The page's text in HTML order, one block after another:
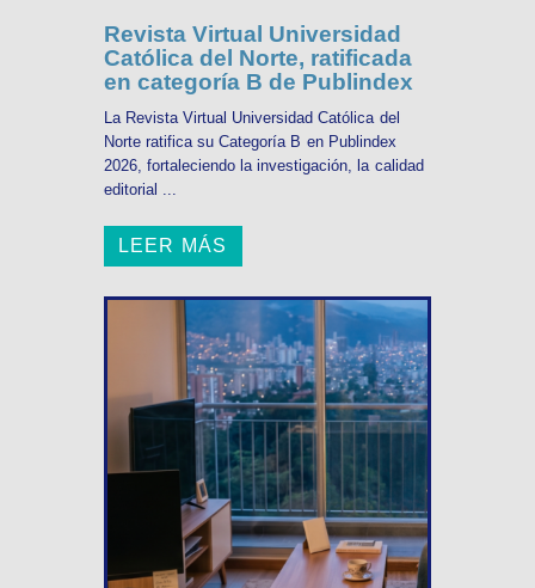
Revista Virtual Universidad
Católica del Norte, ratificada
en categoría B de Publindex
La Revista Virtual Universidad Católica del
Norte ratifica su Categoría B en Publindex
2026, fortaleciendo la investigación, la calidad
editorial ...
LEER MÁS